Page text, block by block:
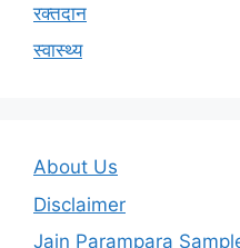
रक्तदान
स्वास्थ्य
About Us
Disclaimer
Jain Parampara